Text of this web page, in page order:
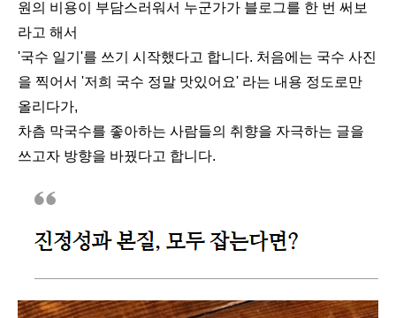
원의 비용이 부담스러워서 누군가가 블로그를 한 번 써보
라고 해서
'국수 일기'를 쓰기 시작했다고 합니다. 처음에는 국수 사진
을 찍어서 '저희 국수 정말 맛있어요' 라는 내용 정도로만
올리다가,
차츰 막국수를 좋아하는 사람들의 취향을 자극하는 글을
쓰고자 방향을 바꿨다고 합니다.